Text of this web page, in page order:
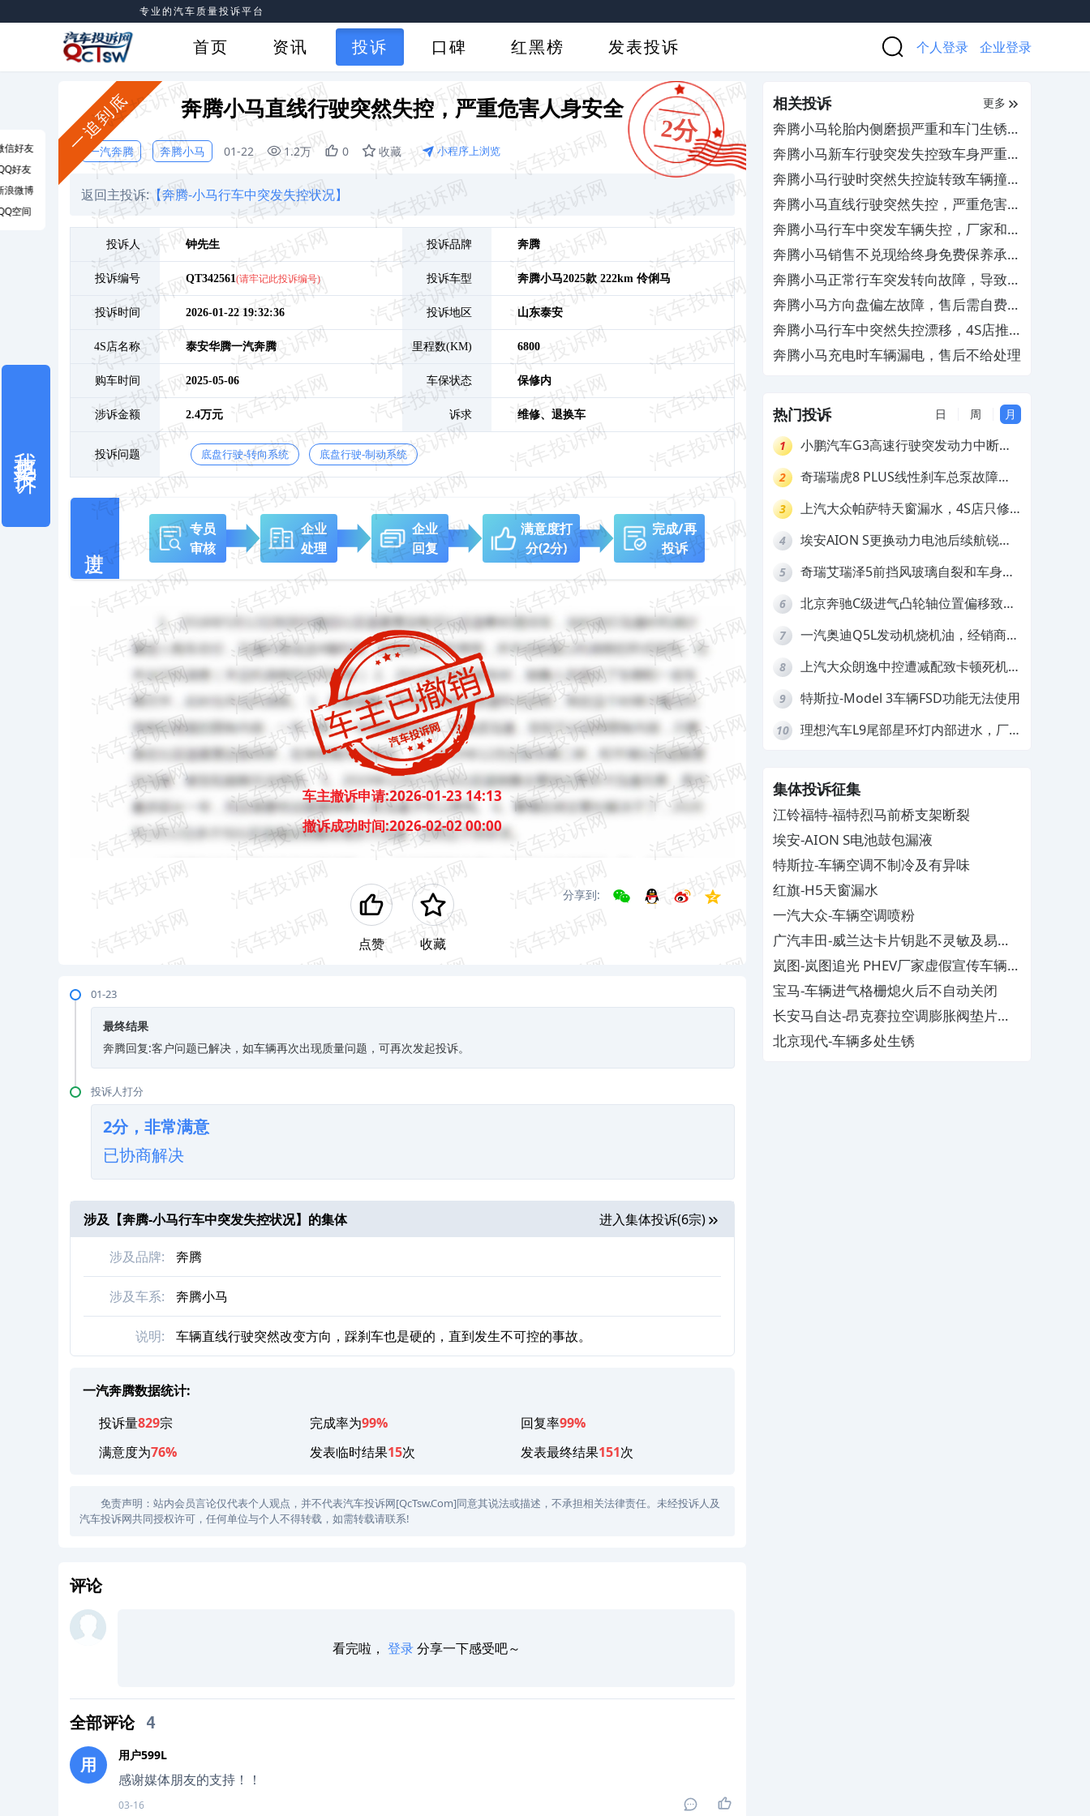
专业的汽车质量投诉平台
首页 资讯 投诉 口碑 红黑榜 发表投诉 个人登录 企业登录
2分
一追到底 奔腾小马直线行驶突然失控，严重危害人身安全
一汽奔腾 奔腾小马 01-22 1.2万 0 收藏 小程序上浏览
返回主投诉: 【奔腾-小马行车中突发失控状况】
投诉人 钟先生 投诉品牌 奔腾
投诉编号 QT342561(请牢记此投诉编号) 投诉车型 奔腾小马2025款 222km 伶俐马
投诉时间 2026-01-22 19:32:36 投诉地区 山东泰安
4S店名称 泰安华腾一汽奔腾 里程数(KM) 6800
购车时间 2025-05-06 车保状态 保修内
涉诉金额 2.4万元 诉求 维修、 退换车
投诉问题 底盘行驶-转向系统 底盘行驶-制动系统
专员
审核
企业
处理
企业
回复
满意度打
分(2分)
完成/再
投诉
车主撤诉申请:2026-01-23 14:13
撤诉成功时间:2026-02-02 00:00
点赞 收藏
分享到:
01-23
最终结果
奔腾回复:客户问题已解决，如车辆再次出现质量问题，可再次发起投诉。
投诉人打分
2分，非常满意
已协商解决
涉及【奔腾-小马行车中突发失控状况】的集体 进入集体投诉(6宗)
涉及品牌: 奔腾
涉及车系: 奔腾小马
说明: 车辆直线行驶突然改变方向，踩刹车也是硬的，直到发生不可控的事故。
一汽奔腾数据统计:
投诉量829宗 完成率为99% 回复率99%
满意度为76% 发表临时结果15次 发表最终结果151次
免责声明：站内会员言论仅代表个人观点，并不代表汽车投诉网[QcTsw.Com]同意其说法或描述，不承担相关法律责任。未经投诉人及
汽车投诉网共同授权许可，任何单位与个人不得转载，如需转载请联系!
评论
看完啦， 登录分享一下感受吧～
全部评论 4
用 用户599L
感谢媒体朋友的支持！！
03-16
相关投诉 更多
奔腾小马轮胎内侧磨损严重和车门生锈，
要求免费更换维修
奔腾小马新车行驶突发失控致车身严重受
损，门店推诿消极不作为
奔腾小马行驶时突然失控旋转致车辆撞击
受损，厂商严重不作为
奔腾小马直线行驶突然失控，严重危害人
身安全
奔腾小马行车中突发车辆失控，厂家和
4S店不承认质量问题拒担责
奔腾小马销售不兑现给终身免费保养承
诺，其服务态度极差
奔腾小马正常行车突发转向故障，导致车
辆侧滑
奔腾小马方向盘偏左故障，售后需自费维
修
奔腾小马行车中突然失控漂移，4S店推
卸责任不予解决
奔腾小马充电时车辆漏电，售后不给处理
热门投诉 日 周 月
1
小鹏汽车G3高速行驶突发动力中断，
2
奇瑞瑞虎8 PLUS线性刹车总泵故障，
3
上汽大众帕萨特天窗漏水，4S店只修
4
埃安AION S更换动力电池后续航锐
5
奇瑞艾瑞泽5前挡风玻璃自裂和车身多
6
北京奔驰C级进气凸轮轴位置偏移致发
7
一汽奥迪Q5L发动机烧机油，经销商推
8
上汽大众朗逸中控遭减配致卡顿死机，
9 特斯拉-Model 3车辆FSD功能无法使用
10
理想汽车L9尾部星环灯内部进水，厂
集体投诉征集
江铃福特-福特烈马前桥支架断裂
埃安-AION S电池鼓包漏液
特斯拉-车辆空调不制冷及有异味
红旗-H5天窗漏水
一汽大众-车辆空调喷粉
广汽丰田-威兰达卡片钥匙不灵敏及易消
磁
岚图-岚图追光 PHEV厂家虚假宣传车辆配
置与功能
宝马-车辆进气格栅熄火后不自动关闭
长安马自达-昂克赛拉空调膨胀阀垫片生
锈
北京现代-车辆多处生锈
信好友
好友
浪微博
空间